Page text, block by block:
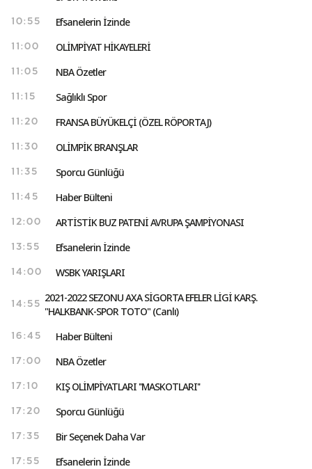
10:55 Efsanelerin İzinde
11:00 OLİMPİYAT HİKAYELERİ
11:05 NBA Özetler
11:15 Sağlıklı Spor
11:20 FRANSA BÜYÜKELÇİ (ÖZEL RÖPORTAJ)
11:30 OLİMPİK BRANŞLAR
11:35 Sporcu Günlüğü
11:45 Haber Bülteni
12:00 ARTİSTİK BUZ PATENİ AVRUPA ŞAMPİYONASI
13:55 Efsanelerin İzinde
14:00 WSBK YARIŞLARI
14:55
2021-2022 SEZONU AXA SİGORTA EFELER LİGİ KARŞ.
"HALKBANK-SPOR TOTO" (Canlı)
16:45 Haber Bülteni
17:00 NBA Özetler
17:10 KIŞ OLİMPİYATLARI ''MASKOTLARI''
17:20 Sporcu Günlüğü
17:35 Bir Seçenek Daha Var
17:55 Efsanelerin İzinde